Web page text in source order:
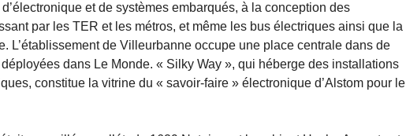
et de systèmes embarqués, à la conception des
par les TER et les métros, et même les bus électriques ainsi que la
L’établissement de Villeurbanne occupe une place centrale dans de
dans Le Monde. « Silky Way », qui héberge des installations
constitue la vitrine du « savoir-faire » électronique d’Alstom pour le